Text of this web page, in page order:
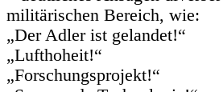
militärischen Bereich, wie:
„Der Adler ist gelandet!“
„Lufthoheit!“
„Forschungsprojekt!“